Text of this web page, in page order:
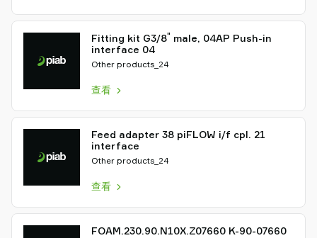
Fitting kit G3/8" male, 04AP Push-in
interface 04
Other products_24
查看
Feed adapter 38 piFLOW i/f cpl. 21
interface
Other products_24
查看
FOAM.230.90.N10X.Z07660 K-90-07660